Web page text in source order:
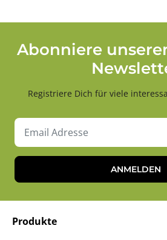
Abonniere
Registriere Dich für viele
ANMELDEN
Produkte